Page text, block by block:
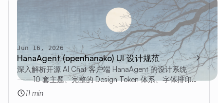
Jun 16, 2026
HanaAgent (openhanako) UI 设计规范
深入解析开源 AI Chat 客户端 HanaAgent 的设计系统
——10 套主题、完整的 Design Token 体系、字体排印、
动效系统与国际化方案
11 min